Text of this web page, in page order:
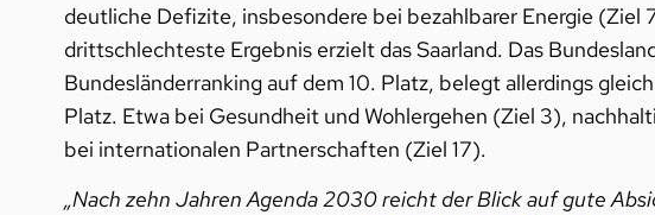
deutliche Defizite, insbesondere bei bezahlbarer Energie
drittschlechteste Ergebnis erzielt das Saarland. Das
Bundesländerranking auf dem 10. Platz, belegt allerdings
Platz. Etwa bei Gesundheit und Wohlergehen (Ziel 3),
bei internationalen Partnerschaften (Ziel 17).
„Nach zehn Jahren Agenda 2030 reicht der Blick auf gute